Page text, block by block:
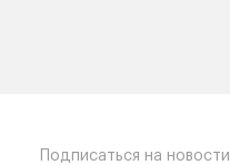
Подписаться на новости